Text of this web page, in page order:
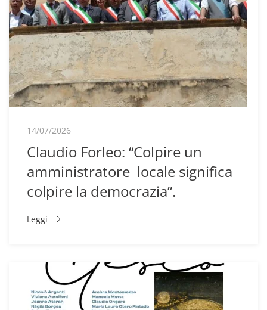
14/07/2026
Claudio Forleo: “Colpire un
amministratore locale significa
colpire la democrazia”.
Leggi